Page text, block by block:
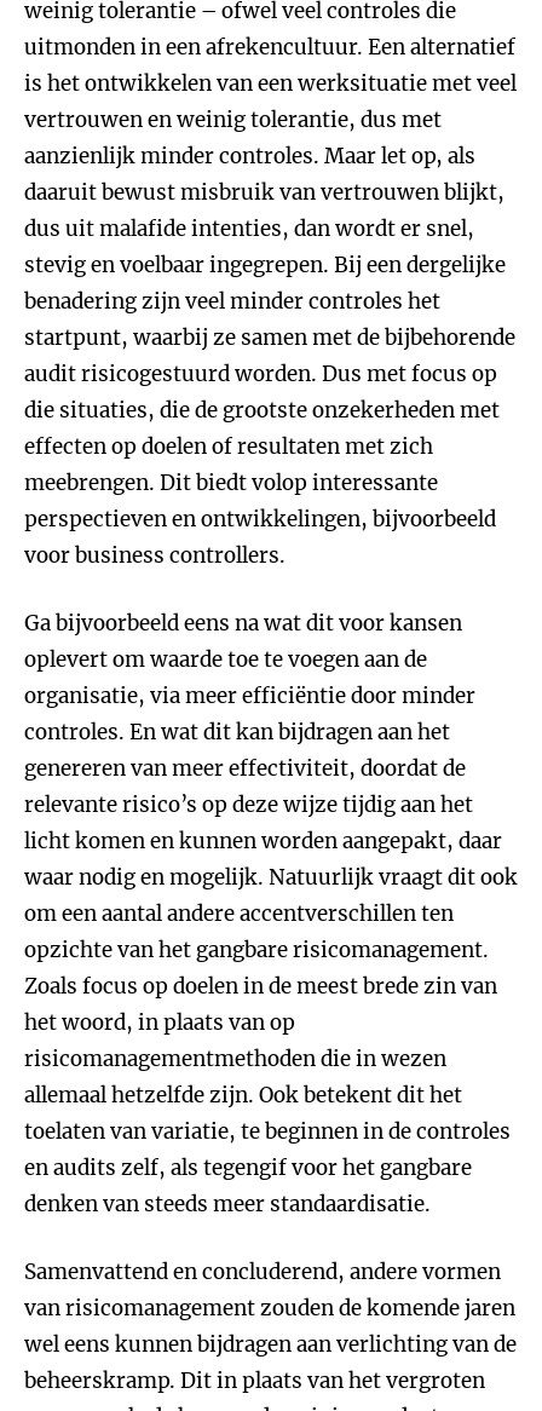
weinig tolerantie – ofwel veel controles die
uitmonden in een afrekencultuur. Een alternatief
is het ontwikkelen van een werksituatie met veel
vertrouwen en weinig tolerantie, dus met
aanzienlijk minder controles. Maar let op, als
daaruit bewust misbruik van vertrouwen blijkt,
dus uit malafide intenties, dan wordt er snel,
stevig en voelbaar ingegrepen. Bij een dergelijke
benadering zijn veel minder controles het
startpunt, waarbij ze samen met de bijbehorende
audit risicogestuurd worden. Dus met focus op
die situaties, die de grootste onzekerheden met
effecten op doelen of resultaten met zich
meebrengen. Dit biedt volop interessante
perspectieven en ontwikkelingen, bijvoorbeeld
voor business controllers.
Ga bijvoorbeeld eens na wat dit voor kansen
oplevert om waarde toe te voegen aan de
organisatie, via meer efficiëntie door minder
controles. En wat dit kan bijdragen aan het
genereren van meer effectiviteit, doordat de
relevante risico’s op deze wijze tijdig aan het
licht komen en kunnen worden aangepakt, daar
waar nodig en mogelijk. Natuurlijk vraagt dit ook
om een aantal andere accentverschillen ten
opzichte van het gangbare risicomanagement.
Zoals focus op doelen in de meest brede zin van
het woord, in plaats van op
risicomanagementmethoden die in wezen
allemaal hetzelfde zijn. Ook betekent dit het
toelaten van variatie, te beginnen in de controles
en audits zelf, als tegengif voor het gangbare
denken van steeds meer standaardisatie.
Samenvattend en concluderend, andere vormen
van risicomanagement zouden de komende jaren
wel eens kunnen bijdragen aan verlichting van de
beheerskramp. Dit in plaats van het vergroten